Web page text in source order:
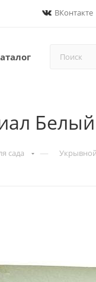
ВКонтакте
сада —